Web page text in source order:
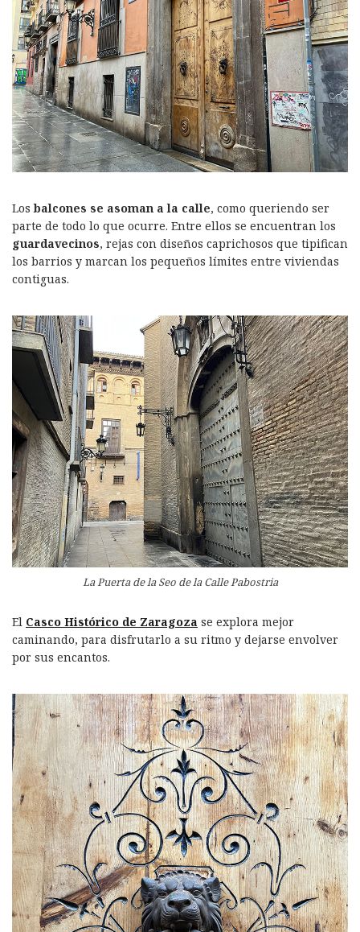
Losbalcones se asoman a la calle, como queriendo ser
parte de todo lo que ocurre. Entre ellos se encuentran los
guardavecinos, rejas con diseños caprichosos que tipifican
los barrios y marcan los pequeños límites entre viviendas
contiguas.
La Puerta de la Seo de la Calle Pabostria
El Casco Histórico de Zaragoza se explora mejor
caminando, para disfrutarlo a su ritmo y dejarse envolver
por sus encantos.